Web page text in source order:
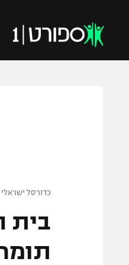
ברחבה
"מעל הליגה"
כדורסל ישראלי
בית